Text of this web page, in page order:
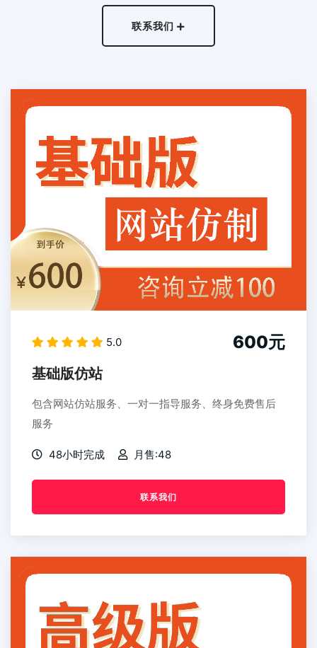
联系我们
5.0 600元
基础版仿站
包含网站仿站服务、一对一指导服务、终身免费售后
服务
48小时完成 月售:48
联系我们